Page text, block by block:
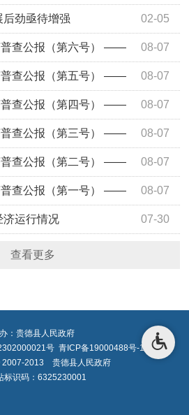
02-05
劲亟待增强
08-07
普查公报（第六号） ——
况 08-07
普查公报（第五号） ——
08-07
普查公报（第四号） ——
08-07
普查公报（第三号） ——
08-07
普查公报（第二号） ——
08-07
普查公报（第一号） ——
查顺利完成 07-30
济运行情况
查看更多
：贵德县人民政府
号 青ICP备19000488号-1
2013 贵德县人民政府
识码：6325230001